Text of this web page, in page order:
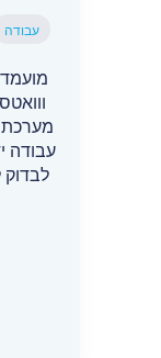
עבודה
עבודה